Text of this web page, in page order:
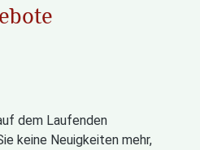
dem Laufenden
keine Neuigkeiten mehr,